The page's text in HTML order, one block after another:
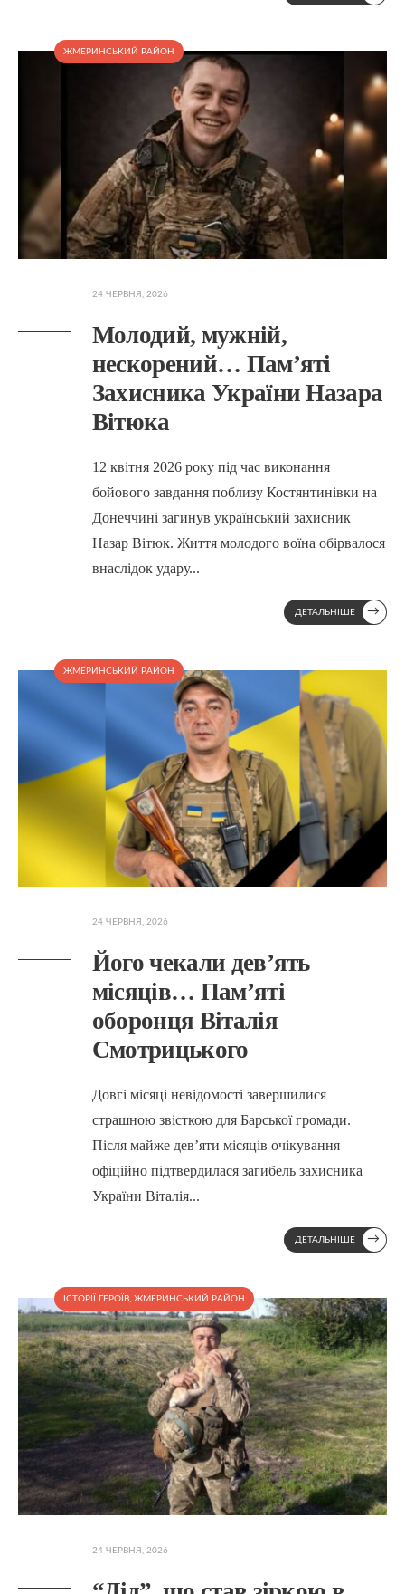
ЖМЕРИНСЬКИЙ РАЙОН
24 ЧЕРВНЯ, 2026
Молодий, мужній,
нескорений… Пам’яті
Захисника України Назара
Вітюка
12 квітня 2026 року під час виконання
бойового завдання поблизу Костянтинівки на
Донеччині загинув український захисник
Назар Вітюк. Життя молодого воїна обірвалося
внаслідок удару...
ДЕТАЛЬНІШЕ →
ЖМЕРИНСЬКИЙ РАЙОН
24 ЧЕРВНЯ, 2026
Його чекали дев’ять
місяців… Пам’яті
оборонця Віталія
Смотрицького
Довгі місяці невідомості завершилися
страшною звісткою для Барської громади.
Після майже дев’яти місяців очікування
офіційно підтвердилася загибель захисника
України Віталія...
ДЕТАЛЬНІШЕ →
ІСТОРІЇ ГЕРОЇВ, ЖМЕРИНСЬКИЙ РАЙОН
24 ЧЕРВНЯ, 2026